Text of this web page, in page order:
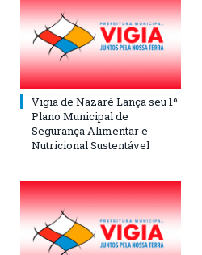
Vigia de Nazaré Lança seu 1º
Plano Municipal de
Segurança Alimentar e
Nutricional Sustentável